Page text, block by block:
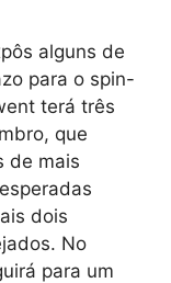
alguns de
para o spin-
terá três
que
de mais
dois
No
para um